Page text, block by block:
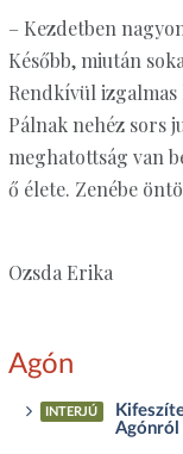
– Kezdetben
Később, miután
Rendkívül
Pálnak nehéz sors
meghatottság van
ő élete. Zenébe
Ozsda Erika
Agón
INTERJÚ
Agónról